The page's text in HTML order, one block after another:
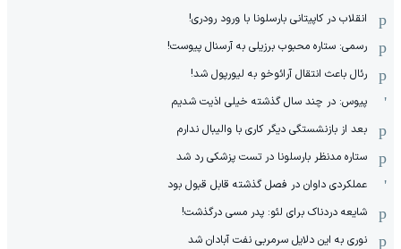
انقلاب در کاپیتانی بارسلونا با ورود رودری!
رسمی: ستاره محبوب برزیلی به آرسنال پیوست!
رئال باعث انتقال آرائوخو به لیورپول شد!
پیوس: در چند سال گذشته خیلی اذیت شدیم
بعد از بازنشستگی دیگر کاری با والیبال ندارم
ستاره مدنظر بارسلونا در تست پزشکی رد شد
عملکردی داوان در فصل گذشته قابل قبول بود
شایعه دردناک برای لئو: پدر مسی درگذشت!
نوری به این دلایل سرمربی نفت آبادان شد